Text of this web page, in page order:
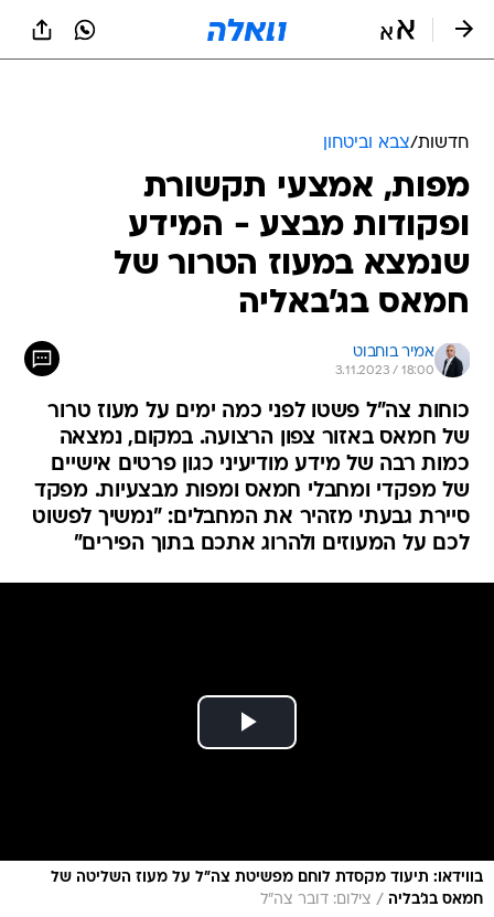
חדשות/צבא וביטחון
מפות, אמצעי תקשורת
ופקודות מבצע - המידע
שנמצא במעוז הטרור של
חמאס בג'באליה
אמיר בוחבוט
3.11.2023 / 18:00
כוחות צה"ל פשטו לפני כמה ימים על מעוז טרור
של חמאס באזור צפון הרצועה. במקום, נמצאה
כמות רבה של מידע מודיעיני כגון פרטים אישיים
של מפקדי ומחבלי חמאס ומפות מבצעיות. מפקד
סיירת גבעתי מזהיר את המחבלים: "נמשיך לפשוט
לכם על המעוזים ולהרוג אתכם בתוך הפירים"
בווידאו: תיעוד מקסדת לוחם מפשיטת צה"ל על מעוז השליטה של
חמאס בג'בליה / צילום: דובר צה"ל